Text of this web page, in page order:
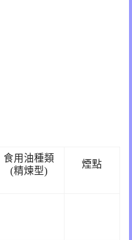
食用油種類
(精煉型)
煙點